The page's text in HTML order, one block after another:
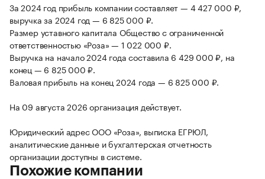
За 2024 год прибыль компании составляет — 4 427 000 ₽,
выручка за 2024 год — 6 825 000 ₽.
Размер уставного капитала Общество с ограниченной
ответственностью «Роза» — 1 022 000 ₽.
Выручка на начало 2024 года составила 6 429 000 ₽, на
конец — 6 825 000 ₽.
Валовая прибыль на конец 2024 года — 6 825 000 ₽.
На 09 августа 2026 организация действует.
Юридический адрес ООО «Роза», выписка ЕГРЮЛ,
аналитические данные и бухгалтерская отчетность
организации доступны в системе.
Похожие компании